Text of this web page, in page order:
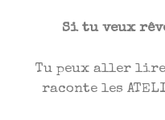
Si tu veux
Tu peux aller lire
raconte les